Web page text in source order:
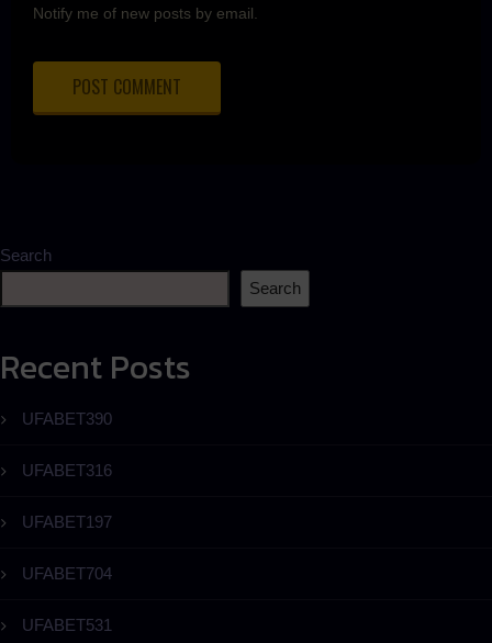
Notify me of new posts by email.
Search
Search
Recent Posts
UFABET390
UFABET316
UFABET197
UFABET704
UFABET531